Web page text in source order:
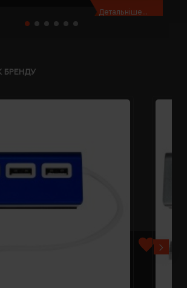
Детальніше...
БРЕНДУ